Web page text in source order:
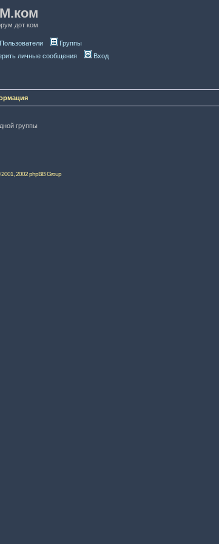
дот ком
Пользователи
Группы
личные сообщения Вход
группы
2002 phpBB Group